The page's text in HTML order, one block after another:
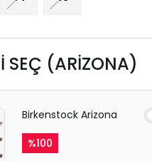
SEÇ (ARİZONA)
Birkenstock Arizona
%100